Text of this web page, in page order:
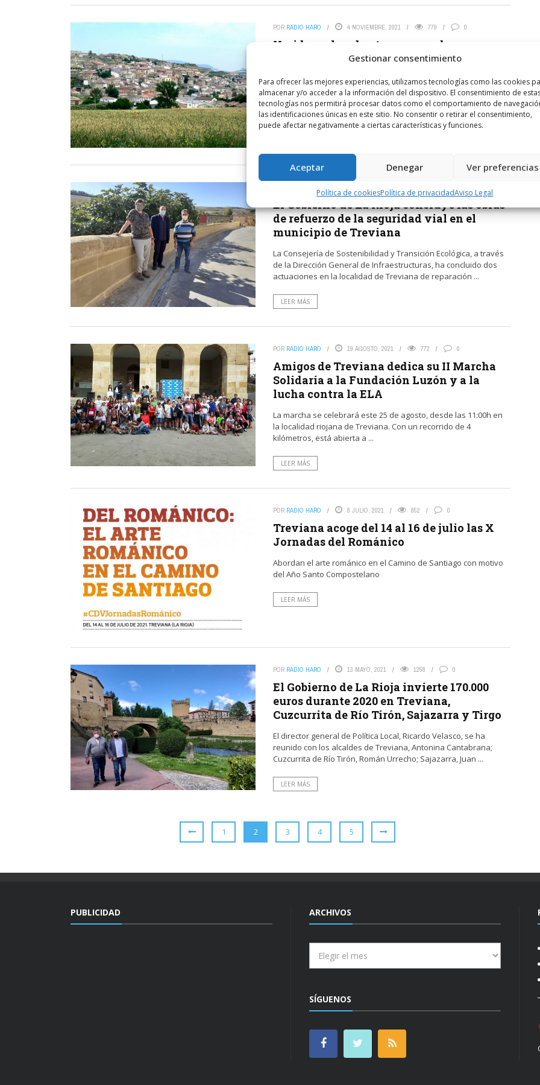
Gestionar consentimiento
Para ofrecer las mejores experiencias, utilizamos tecnologías como las cookies
almacenar y/o acceder a la información del dispositivo. El consentimiento de
tecnologías nos permitirá procesar datos como el comportamiento de
las identificaciones únicas en este sitio. No consentir o retirar el consentimiento,
puede afectar negativamente a ciertas características y funciones.
Aceptar Denegar Ver preferencias
Política de cookiesPolítica de privacidadAviso Legal
POR RADIO HARO 4 NOVIEMBRE, 2021 779 0
Herido un hombre tras caerse de una
motocicleta en Treviana
Varios particulares alertan a SOS RIOJA 112 de la caída de una
motocicleta en un camino cercano a la localidad de Treviana.
Trasladan al conductor de ...
LEER MÁS
El Gobierno de La Rioja concluye las obras
de refuerzo de la seguridad vial en el
municipio de Treviana
La Consejería de Sostenibilidad y Transición Ecológica, a través
de la Dirección General de Infraestructuras, ha concluido dos
actuaciones en la localidad de Treviana de reparación ...
LEER MÁS
POR RADIO HARO 19 AGOSTO, 2021 772 0
Amigos de Treviana dedica su II Marcha
Solidaria a la Fundación Luzón y a la
lucha contra la ELA
La marcha se celebrará este 25 de agosto, desde las 11:00h en
la localidad riojana de Treviana. Con un recorrido de 4
kilómetros, está abierta a ...
LEER MÁS
POR RADIO HARO 8 JULIO, 2021 852 0
Treviana acoge del 14 al 16 de julio las X
Jornadas del Románico
Abordan el arte románico en el Camino de Santiago con motivo
del Año Santo Compostelano
LEER MÁS
POR RADIO HARO 13 MAYO, 2021 1258 0
El Gobierno de La Rioja invierte 170.000
euros durante 2020 en Treviana,
Cuzcurrita de Río Tirón, Sajazarra y Tirgo
El director general de Política Local, Ricardo Velasco, se ha
reunido con los alcaldes de Treviana, Antonina Cantabrana;
Cuzcurrita de Río Tirón, Román Urrecho; Sajazarra, Juan ...
LEER MÁS
1 2 3 4 5
PUBLICIDAD ARCHIVOS
SÍGUENOS